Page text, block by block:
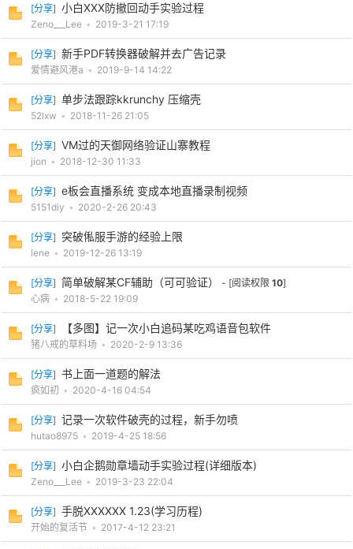
[分享] 小白XXX防撤回动手实验过程
Zeno___Lee • 2019-3-21 17:19
[分享] 新手PDF转换器破解并去广告记录
爱情避风港a • 2019-9-14 14:22
[分享] 单步法跟踪kkrunchy 压缩壳
52lxw • 2018-11-26 21:05
[分享] VM过的天御网络验证山寨教程
jion • 2018-12-30 11:33
[分享] e板会直播系统 变成本地直播录制视频
5151diy • 2020-2-26 20:43
[分享] 突破俬服手游的经验上限
lene • 2019-12-26 13:19
[分享] 简单破解某CF辅助（可可验证） - [阅读权限 10]
心病 • 2018-5-22 19:09
[分享] 【多图】记一次小白追码某吃鸡语音包软件
猪八戒的草料场 • 2020-2-9 13:36
[分享] 书上面一道题的解法
疯如初 • 2020-4-16 04:54
[分享] 记录一次软件破壳的过程，新手勿喷
hutao8975 • 2019-4-25 18:56
[分享] 小白企鹅勋章墙动手实验过程(详细版本)
Zeno___Lee • 2019-3-23 22:04
[分享] 手脱XXXXXX 1.23(学习历程)
开始的复活节 • 2017-4-12 23:21